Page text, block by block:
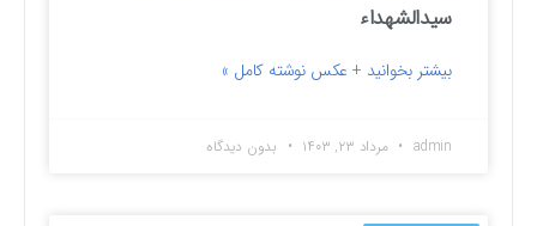
سیدالشهداء
بیشتر بخوانید + عکس نوشته کامل »
admin مرداد ۲۳, ۱۴۰۳ بدون دیدگاه